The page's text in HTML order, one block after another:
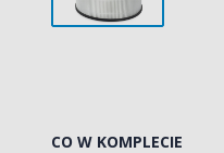
CO W KOMPLECIE